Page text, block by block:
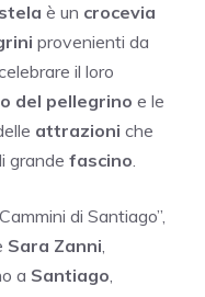
è un crocevia
provenienti da
il loro
del pellegrino e le
attrazioni che
grande fascino.
di Santiago”,
Sara Zanni,
a Santiago,